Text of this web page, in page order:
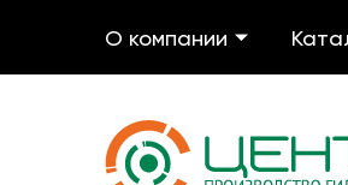
О компании